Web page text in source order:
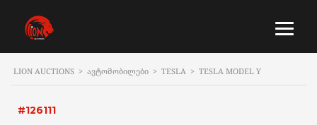
LION AUCTIONS > ᲐᲕᲢᲝᲛᲝᲑᲘᲚᲔᲑᲘ > TESLA > TESLA MODEL Y
#126111